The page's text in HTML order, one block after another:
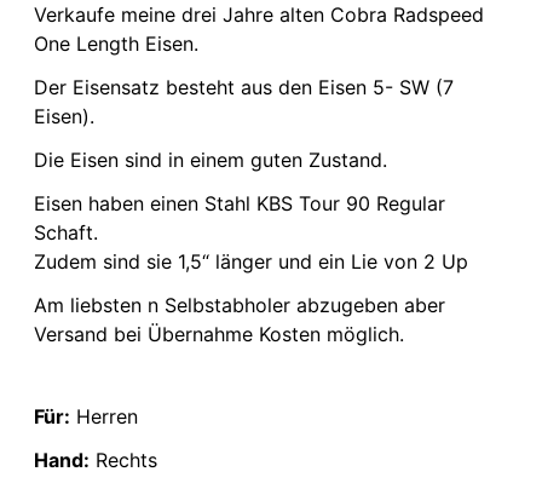
Verkaufe meine drei Jahre alten Cobra Radspeed
One Length Eisen.
Der Eisensatz besteht aus den Eisen 5- SW (7
Eisen).
Die Eisen sind in einem guten Zustand.
Eisen haben einen Stahl KBS Tour 90 Regular
Schaft.
Zudem sind sie 1,5“ länger und ein Lie von 2 Up
Am liebsten n Selbstabholer abzugeben aber
Versand bei Übernahme Kosten möglich.
Für: Herren
Hand: Rechts